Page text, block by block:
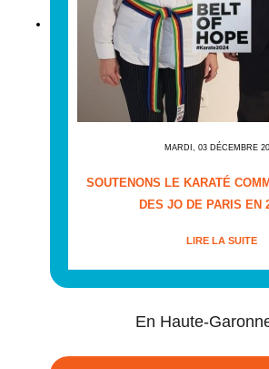
MARDI, 03 DÉCEMBRE
SOUTENONS LE KARATÉ
DES JO DE PARIS EN
LIRE LA SUITE
En Haute-